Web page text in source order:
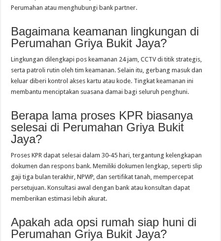
Perumahan atau menghubungi bank partner.
Bagaimana keamanan lingkungan di
Perumahan Griya Bukit Jaya?
Lingkungan dilengkapi pos keamanan 24 jam, CCTV di titik strategis,
serta patroli rutin oleh tim keamanan. Selain itu, gerbang masuk dan
keluar diberi kontrol akses kartu atau kode. Tingkat keamanan ini
membantu menciptakan suasana damai bagi seluruh penghuni.
Berapa lama proses KPR biasanya
selesai di Perumahan Griya Bukit
Jaya?
Proses KPR dapat selesai dalam 30‑45 hari, tergantung kelengkapan
dokumen dan respons bank. Memiliki dokumen lengkap, seperti slip
gaji tiga bulan terakhir, NPWP, dan sertifikat tanah, mempercepat
persetujuan. Konsultasi awal dengan bank atau konsultan dapat
memberikan estimasi lebih akurat.
Apakah ada opsi rumah siap huni di
Perumahan Griya Bukit Jaya?